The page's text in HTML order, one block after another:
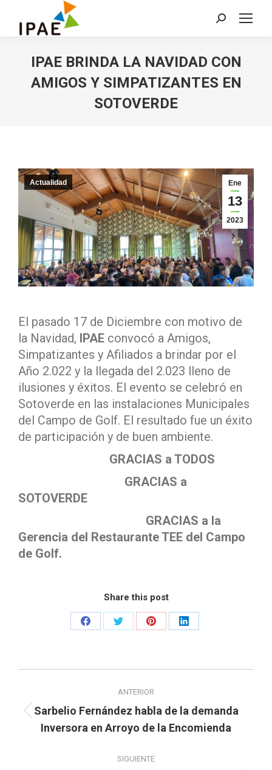
Buscar:
IPAE BRINDA LA NAVIDAD CON
AMIGOS Y SIMPATIZANTES EN
SOTOVERDE
Ene
13
2023
Actualidad
El pasado 17 de Diciembre con motivo de
la Navidad, IPAE convocó a Amigos,
Simpatizantes y Afiliados a brindar por el
Año 2.022 y la llegada del 2.023 lleno de
ilusiones y éxitos. El evento se celebró en
Sotoverde en las instalaciones Municipales
del Campo de Golf. El resultado fue un éxito
de participación y de buen ambiente.
GRACIAS a TODOS
GRACIAS a
SOTOVERDE
GRACIAS a la
Gerencia del Restaurante TEE del Campo
de Golf.
Share this post
Share
Share
Share
Share
entre
publicaciones
ANTERIOR
Publicación
anterior:
Sarbelio Fernández habla de la demanda
Inversora en Arroyo de la Encomienda
SIGUIENTE